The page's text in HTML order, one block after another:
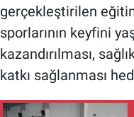
gerçekleştirilen
sporlarının keyfini
kazandırılması,
katkı sağlanması